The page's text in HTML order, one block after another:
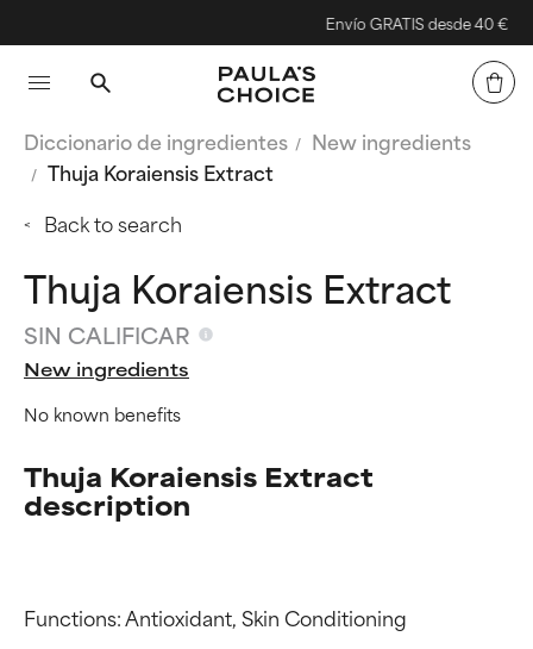
Envío GRATIS desde 40 €
Diccionario de ingredientes
New ingredients
Thuja Koraiensis Extract
Back to search
Thuja Koraiensis Extract
SIN CALIFICAR
New ingredients
No known benefits
Thuja Koraiensis Extract
description
Functions: Antioxidant, Skin Conditioning